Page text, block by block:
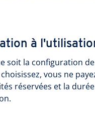
à
soit la configuration
vous ne
réservées et la